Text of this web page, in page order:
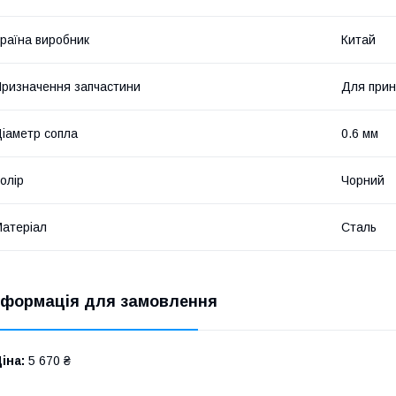
виробник Китай
запчастини Для
сопла 0.6 мм
Чорний
Сталь
для замовлення
5 670 ₴